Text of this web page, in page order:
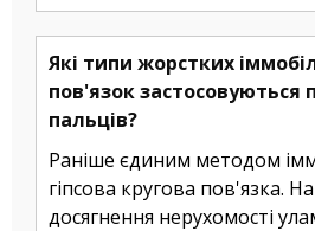
Які типи жорстких
пов'язок застосовуються
пальців?
Раніше єдиним методом
гіпсова кругова пов'язка.
досягнення нерухомості